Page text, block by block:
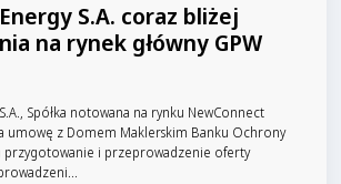
S.A. coraz bliżej
na rynek główny GPW
Spółka notowana na rynku NewConnect
umowę z Domem Maklerskim Banku Ochrony
przygotowanie i przeprowadzenie oferty